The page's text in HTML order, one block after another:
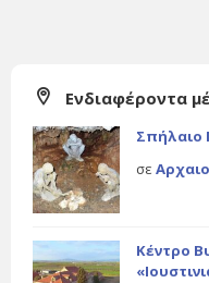
Ενδιαφέροντα
Σπήλαιο
σε
Κέντρο